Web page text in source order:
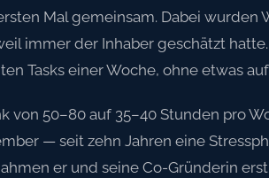
Mal gemeinsam. Dabei
immer der Inhaber geschätzt
Tasks einer Woche, ohne etwas
von 50–80 auf 35–40 Stunden pro
— seit zehn Jahren eine
er und seine Co-Gründerin